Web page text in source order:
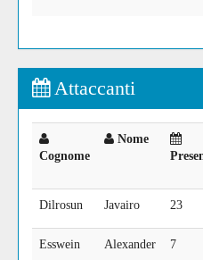
Attaccanti
Cognome
Nome
Dilrosun Javairo 23
Esswein Alexander 7